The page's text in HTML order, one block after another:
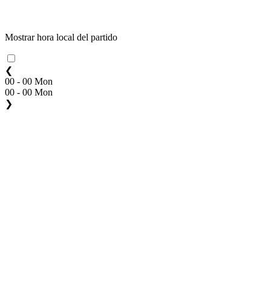
Mostrar hora local del partido
❮
00 - 00 Mon
00 - 00 Mon
❯